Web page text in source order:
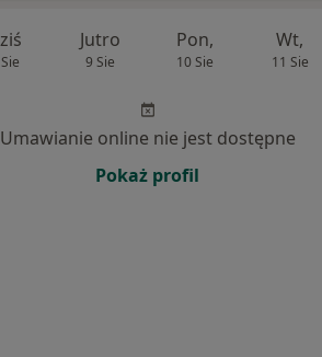
Jutro
9 Sie
Pon,
10 Sie
Wt,
11 Sie
Umawianie online nie jest dostępne
Pokaż profil